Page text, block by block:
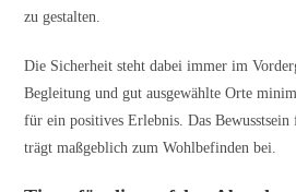
zu gestalten.
Die Sicherheit steht dabei immer im
Begleitung und gut ausgewählte Orte
für ein positives Erlebnis. Das
trägt maßgeblich zum Wohlbefinden bei.